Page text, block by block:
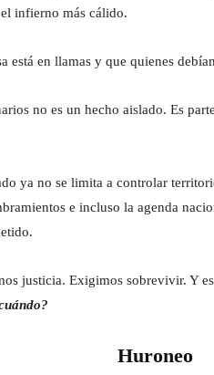
infierno más cálido.
está en llamas y que quienes
no es un hecho aislado. Es
ya no se limita a controlar
e incluso la agenda
justicia. Exigimos sobrevivir. Y
Huroneo